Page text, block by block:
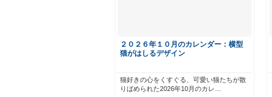
２０２６年１０月のカレンダー：横型
猫がはしるデザイン
猫好きの心をくすぐる、可愛い猫たちが散
りばめられた2026年10月のカレ…